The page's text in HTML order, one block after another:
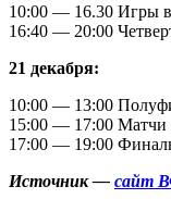
10:00 — 16.30 Игры
16:40 — 20:00
21 декабря:
10:00 — 13:00
15:00 — 17:00 Матчи
17:00 — 19:00
Источник — сайт